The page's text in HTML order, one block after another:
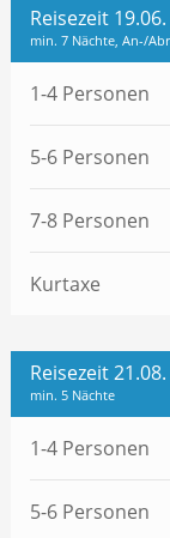
Reisezeit
min. 7 Nächte, An-/
1-4 Personen
5-6 Personen
7-8 Personen
Kurtaxe
Reisezeit
min. 5 Nächte
1-4 Personen
5-6 Personen